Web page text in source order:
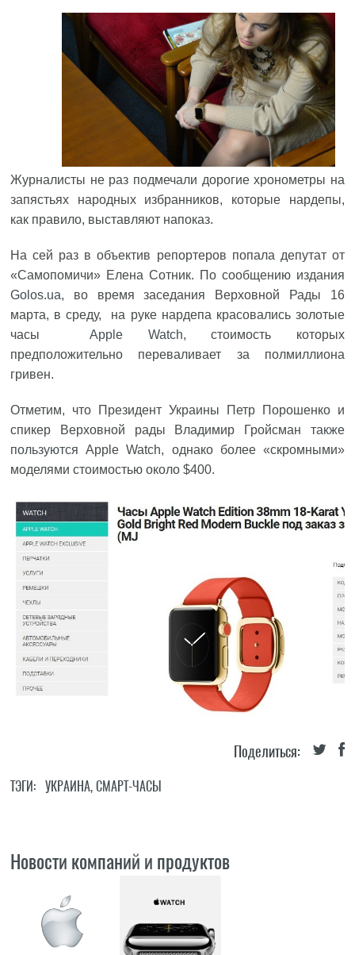
Журналисты не раз подмечали дорогие хронометры на
запястьях народных избранников, которые нардепы,
как правило, выставляют напоказ.
На сей раз в объектив репортеров попала депутат от
«Самопомичи» Елена Сотник. По сообщению издания
Golos.ua, во время заседания Верховной Рады 16
марта, в среду, на руке нардепа красовались золотые
часыApple Watch, стоимость которых
предположительно переваливает за полмиллиона
гривен.
Отметим, что Президент Украины Петр Порошенко и
спикер Верховной рады Владимир Гройсман также
пользуются Apple Watch, однако более «скромными»
моделями стоимостью около $400.
Поделиться:
ТЭГИ: УКРАИНА,СМАРТ-ЧАСЫ
Новости компаний и продуктов